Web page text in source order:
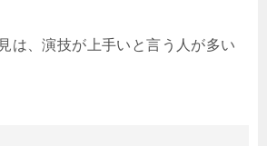
は、演技が上手いと言う人が多い